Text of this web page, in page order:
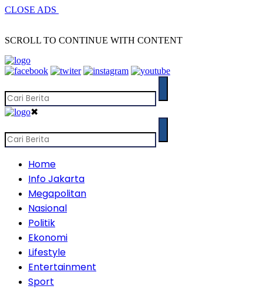
CLOSE ADS
SCROLL TO CONTINUE WITH CONTENT
✖
Home
Info Jakarta
Megapolitan
Nasional
Politik
Ekonomi
Lifestyle
Entertainment
Sport